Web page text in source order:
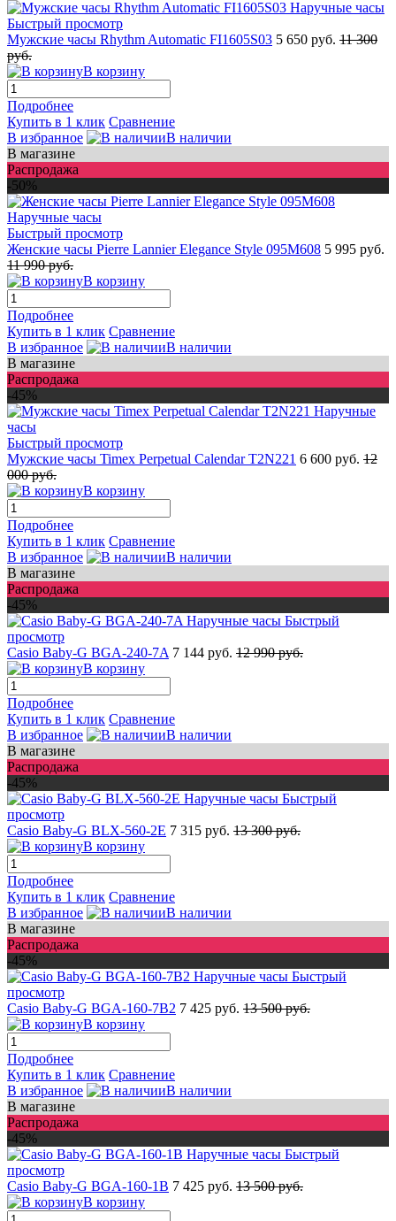
Быстрый просмотр
Мужские часы Rhythm Automatic FI1605S03 5 650 руб. 11 300
руб.
В корзину
Подробнее
Купить в 1 клик Сравнение
В избранное
В наличии
В магазине
Распродажа
-50%
Быстрый просмотр
Женские часы Pierre Lannier Elegance Style 095M608 5 995 руб.
11 990 руб.
В корзину
Подробнее
Купить в 1 клик Сравнение
В избранное
В наличии
В магазине
Распродажа
-45%
Быстрый просмотр
Мужские часы Timex Perpetual Calendar T2N221 6 600 руб. 12
000 руб.
В корзину
Подробнее
Купить в 1 клик Сравнение
В избранное
В наличии
В магазине
Распродажа
-45%
Быстрый
просмотр
Casio Baby-G BGA-240-7A 7 144 руб. 12 990 руб.
В корзину
Подробнее
Купить в 1 клик Сравнение
В избранное
В наличии
В магазине
Распродажа
-45%
Быстрый
просмотр
Casio Baby-G BLX-560-2E 7 315 руб. 13 300 руб.
В корзину
Подробнее
Купить в 1 клик Сравнение
В избранное
В наличии
В магазине
Распродажа
-45%
Быстрый
просмотр
Casio Baby-G BGA-160-7B2 7 425 руб. 13 500 руб.
В корзину
Подробнее
Купить в 1 клик Сравнение
В избранное
В наличии
В магазине
Распродажа
-45%
Быстрый
просмотр
Casio Baby-G BGA-160-1B 7 425 руб. 13 500 руб.
В корзину